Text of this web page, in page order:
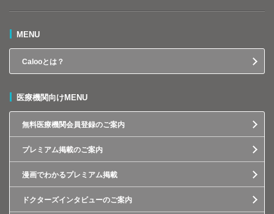
MENU
Calooとは？
医療機関向けMENU
無料医療機関会員登録のご案内
プレミアム掲載のご案内
漫画でわかるプレミアム掲載
ドクターズインタビューのご案内